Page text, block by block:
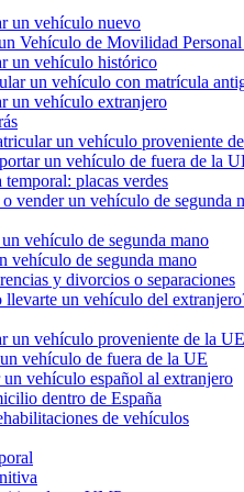
un vehículo nuevo
Vehículo de Movilidad
un vehículo histórico
un vehículo con matrícula
un vehículo extranjero
un vehículo proveniente
un vehículo de fuera de la
placas verdes
o vender un vehículo de segunda
vehículo de segunda mano
vehículo de segunda mano
y divorcios o separaciones
llevarte un vehículo del
un vehículo proveniente de la UE
vehículo de fuera de la UE
un vehículo español al extranjero
dentro de España
de vehículos